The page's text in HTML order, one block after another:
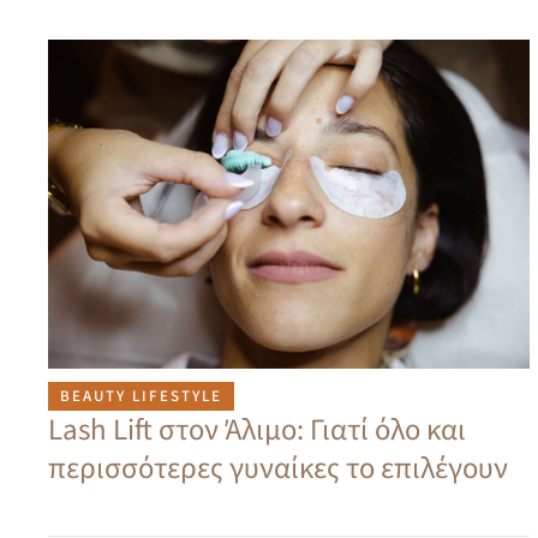
BEAUTY LIFESTYLE
Lash Lift στον Άλιμο: Γιατί όλο και
περισσότερες γυναίκες το επιλέγουν